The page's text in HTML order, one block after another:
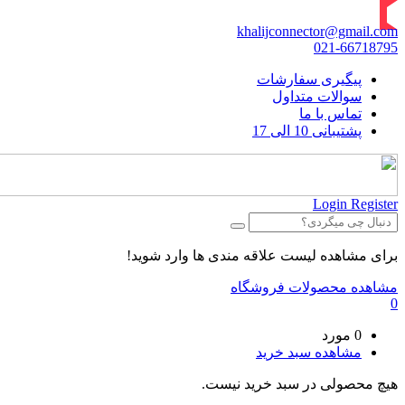
khalijconnector@gmail.com
021-66718795
پیگیری سفارشات
سوالات متداول
تماس با ما
پشتیبانی 10 الی 17
Login Register
برای مشاهده لیست علاقه مندی ها وارد شوید!
مشاهده محصولات فروشگاه
0
0 مورد
مشاهده سبد خرید
هیچ محصولی در سبد خرید نیست.